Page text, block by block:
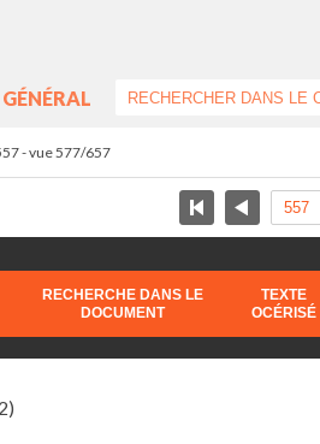
- vue 577/657
RECHERCHE DANS LE
DOCUMENT
TEXTE
OCÉRISÉ